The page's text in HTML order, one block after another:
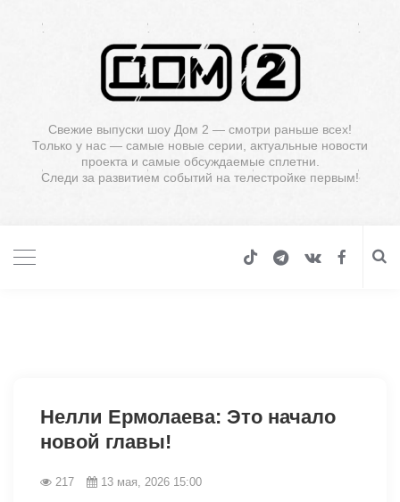
Свежие выпуски шоу Дом 2 — смотри раньше всех!
Только у нас — самые новые серии, актуальные новости
проекта и самые обсуждаемые сплетни.
Следи за развитием событий на телестройке первым!
Нелли Ермолаева: Это начало
новой главы!
217 13 мая, 2026 15:00